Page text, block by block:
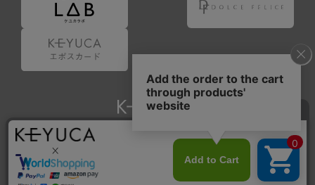
Copyright © KAWAJUN Co., Ltd. All Rights Reserved.